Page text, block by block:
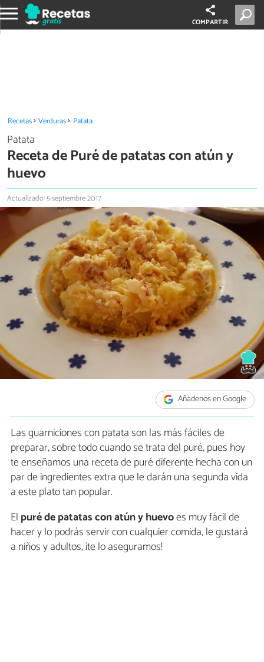
COMPARTIR
Recetas Verduras Patata
Patata
Receta de Puré de patatas con atún y
huevo
Actualizado: 5 septiembre 2017
Añádenos en Google
Las guarniciones con patata son las más fáciles de
preparar, sobre todo cuando se trata del puré, pues hoy
te enseñamos una receta de puré diferente hecha con un
par de ingredientes extra que le darán una segunda vida
a este plato tan popular.
El puré de patatas con atún y huevoes muy fácil de
hacer y lo podrás servir con cualquier comida, le gustará
a niños y adultos, ¡te lo aseguramos!